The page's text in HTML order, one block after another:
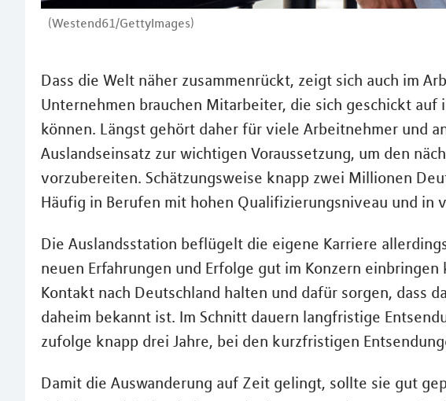
(Westend61/GettyImages)
Dass die Welt näher zusammenrückt, zeigt sich auch im
Unternehmen brauchen Mitarbeiter, die sich geschickt
können. Längst gehört daher für viele Arbeitnehmer und
Auslandseinsatz zur wichtigen Voraussetzung, um den
vorzubereiten. Schätzungsweise knapp zwei Millionen
Häufig in Berufen mit hohen Qualifizierungsniveau und in
Die Auslandsstation beflügelt die eigene Karriere
neuen Erfahrungen und Erfolge gut im Konzern einbringen
Kontakt nach Deutschland halten und dafür sorgen, dass
daheim bekannt ist. Im Schnitt dauern langfristige
zufolge knapp drei Jahre, bei den kurzfristigen
Damit die Auswanderung auf Zeit gelingt, sollte sie gut